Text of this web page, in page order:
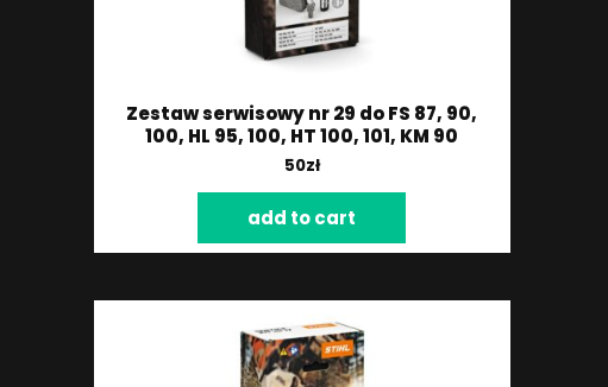
Zestaw serwisowy nr 29 do FS 87, 90,
100, HL 95, 100, HT 100, 101, KM 90
50zł
add to cart